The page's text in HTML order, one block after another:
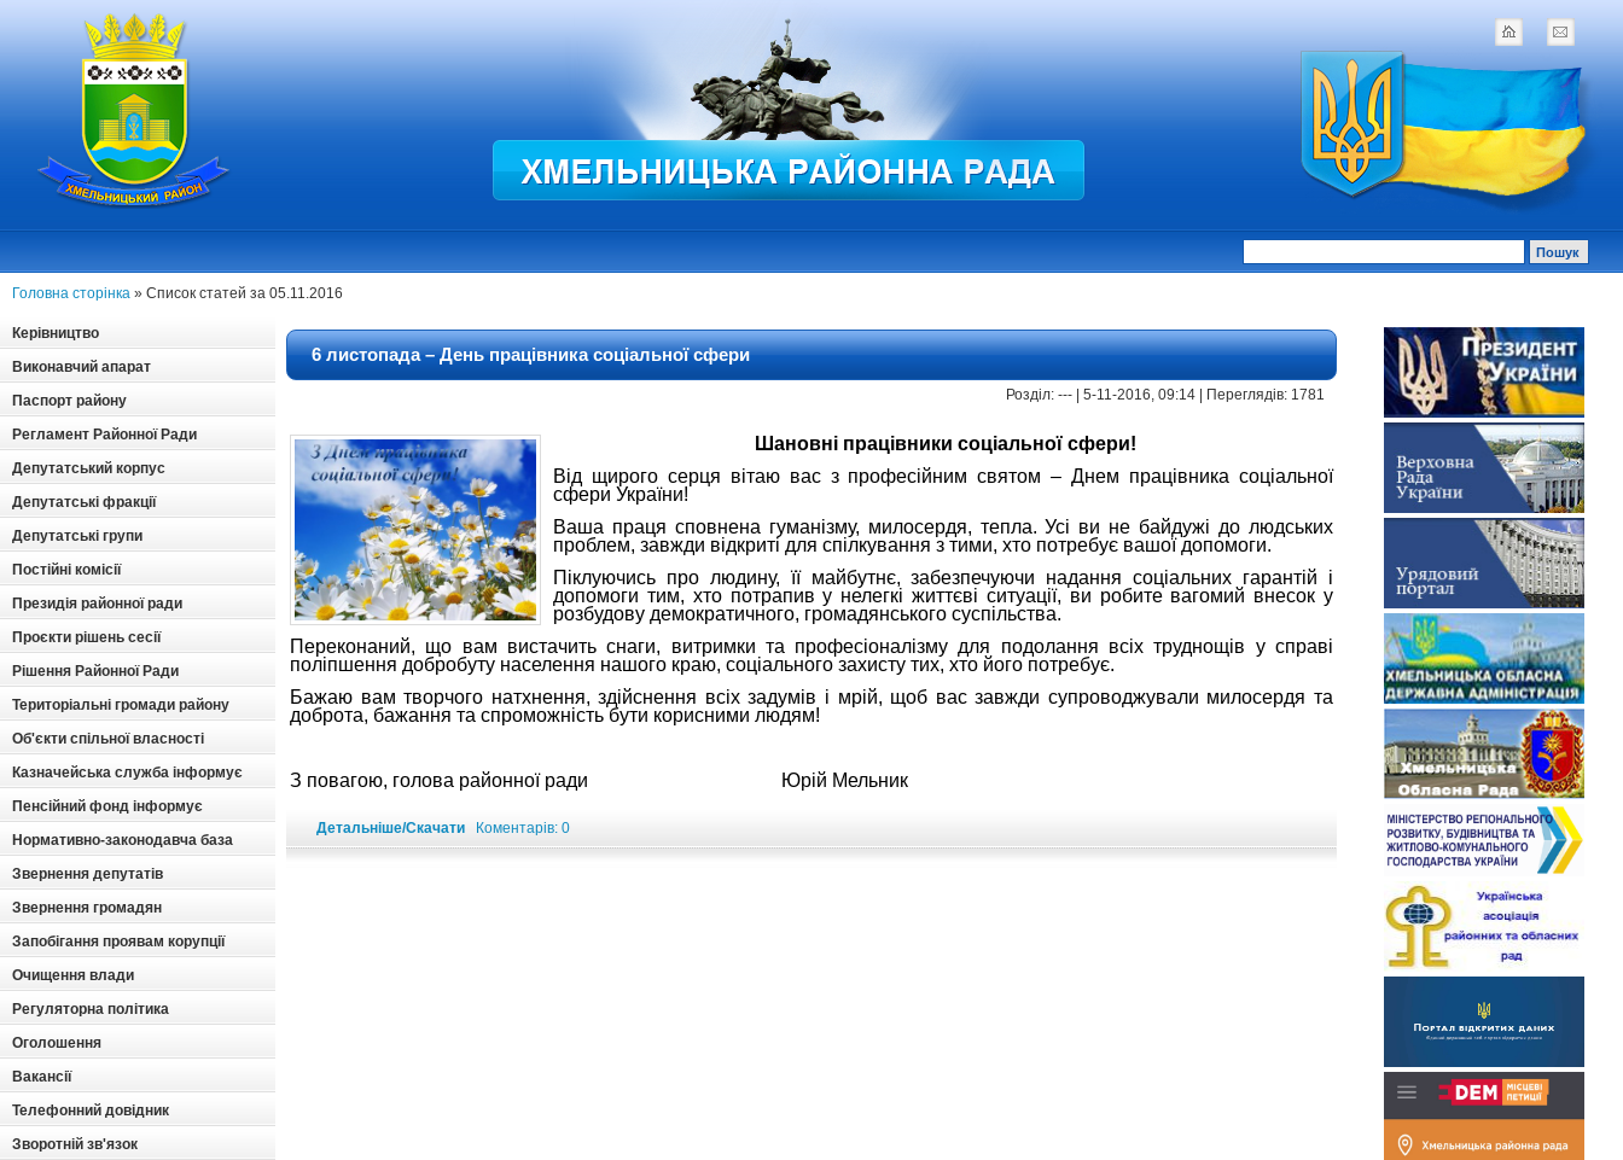
Головна сторінка » Список статей за 05.11.2016
Керівництво
Виконавчий апарат
Паспорт району
Регламент Районної Ради
Депутатський корпус
Депутатські фракції
Депутатські групи
Постійні комісії
Президія районної ради
Проєкти рішень сесії
Рішення Районної Ради
Територіальні громади району
Об'єкти спільної власності
Казначейська служба інформує
Пенсійний фонд інформує
Нормативно-законодавча база
Звернення депутатів
Звернення громадян
Запобігання проявам корупції
Очищення влади
Регуляторна політика
Оголошення
Вакансії
Телефонний довідник
Зворотній зв'язок
6 листопада – День працівника соціальної сфери
Розділ: --- | 5-11-2016, 09:14 | Переглядів: 1781
Шановні працівники соціальної сфери!
Від щирого серця вітаю вас з професійним святом – Днем працівника соціальної
сфери України!
Ваша праця сповнена гуманізму, милосердя, тепла. Усі ви не байдужі до людських
проблем, завжди відкриті для спілкування з тими, хто потребує вашої допомоги.
Піклуючись про людину, її майбутнє, забезпечуючи надання соціальних гарантій і
допомоги тим, хто потрапив у нелегкі життєві ситуації, ви робите вагомий внесок у
розбудову демократичного, громадянського суспільства.
Переконаний, що вам вистачить снаги, витримки та професіоналізму для подолання всіх труднощів у справі
поліпшення добробуту населення нашого краю, соціального захисту тих, хто його потребує.
Бажаю вам творчого натхнення, здійснення всіх задумів і мрій, щоб вас завжди супроводжували милосердя та
доброта, бажання та спроможність бути корисними людям!
З повагою, голова районної ради Юрій Мельник
Детальніше/Скачати Коментарів: 0